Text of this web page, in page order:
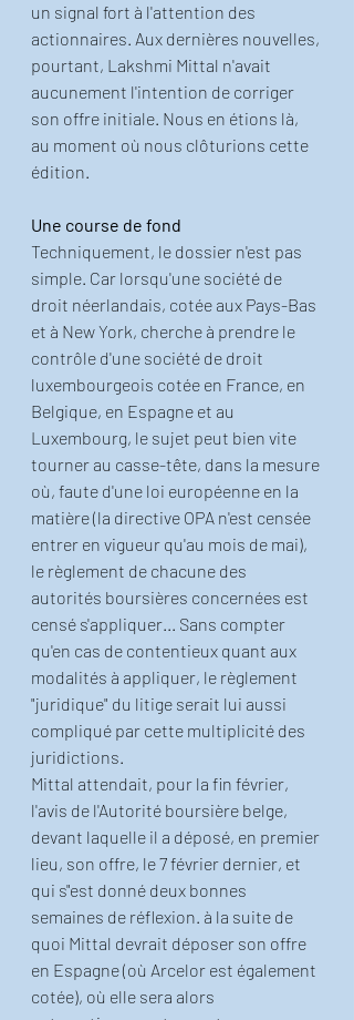
un signal fort à l'attention des
actionnaires. Aux dernières nouvelles,
pourtant, Lakshmi Mittal n'avait
aucunement l'intention de corriger
son offre initiale. Nous en étions là,
au moment où nous clôturions cette
édition.
Une course de fond
Techniquement, le dossier n'est pas
simple. Car lorsqu'une société de
droit néerlandais, cotée aux Pays-Bas
et à New York, cherche à prendre le
contrôle d'une société de droit
luxembourgeois cotée en France, en
Belgique, en Espagne et au
Luxembourg, le sujet peut bien vite
tourner au casse-tête, dans la mesure
où, faute d'une loi européenne en la
matière (la directive OPA n'est censée
entrer en vigueur qu'au mois de mai),
le règlement de chacune des
autorités boursières concernées est
censé s'appliquer... Sans compter
qu'en cas de contentieux quant aux
modalités à appliquer, le règlement
"juridique" du litige serait lui aussi
compliqué par cette multiplicité des
juridictions.
Mittal attendait, pour la fin février,
l'avis de l'Autorité boursière belge,
devant laquelle il a déposé, en premier
lieu, son offre, le 7 février dernier, et
qui s"est donné deux bonnes
semaines de réflexion. à la suite de
quoi Mittal devrait déposer son offre
en Espagne (où Arcelor est également
cotée), où elle sera alors